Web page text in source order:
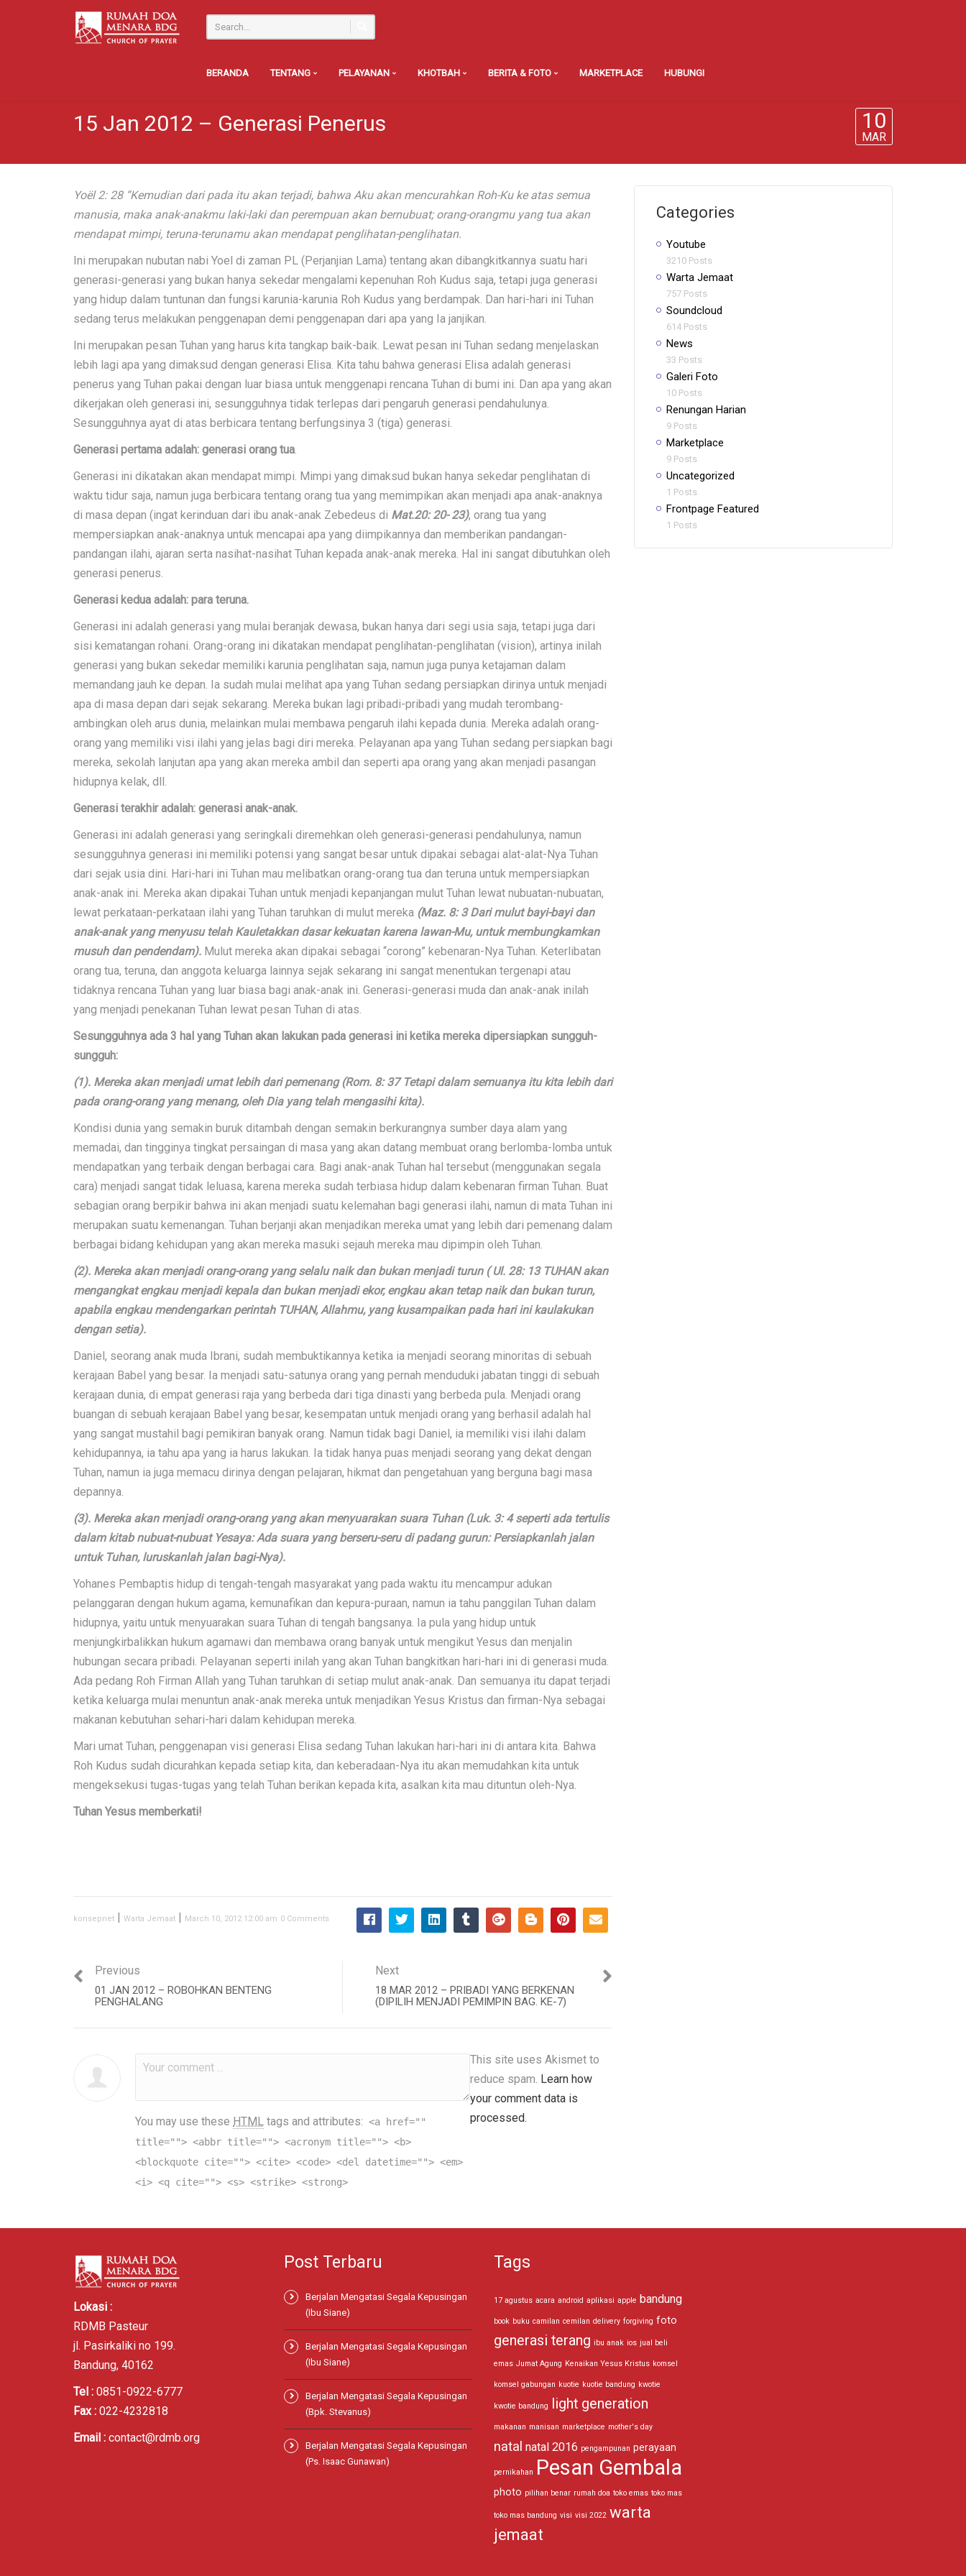
BERANDA TENTANG PELAYANAN KHOTBAH BERITA & FOTO MARKETPLACE HUBUNGI
15 Jan 2012 – Generasi Penerus 10
MAR
Yoël 2: 28 “Kemudian dari pada itu akan terjadi, bahwa Aku akan mencurahkan Roh-Ku ke atas semua
manusia, maka anak-anakmu laki-laki dan perempuan akan bernubuat; orang-orangmu yang tua akan
mendapat mimpi, teruna-terunamu akan mendapat penglihatan-penglihatan.
Ini merupakan nubutan nabi Yoel di zaman PL (Perjanjian Lama) tentang akan dibangkitkannya suatu hari
generasi-generasi yang bukan hanya sekedar mengalami kepenuhan Roh Kudus saja, tetapi juga generasi
yang hidup dalam tuntunan dan fungsi karunia-karunia Roh Kudus yang berdampak. Dan hari-hari ini Tuhan
sedang terus melakukan penggenapan demi penggenapan dari apa yang Ia janjikan.
Ini merupakan pesan Tuhan yang harus kita tangkap baik-baik. Lewat pesan ini Tuhan sedang menjelaskan
lebih lagi apa yang dimaksud dengan generasi Elisa. Kita tahu bahwa generasi Elisa adalah generasi
penerus yang Tuhan pakai dengan luar biasa untuk menggenapi rencana Tuhan di bumi ini. Dan apa yang akan
dikerjakan oleh generasi ini, sesungguhnya tidak terlepas dari pengaruh generasi pendahulunya.
Sesungguhnya ayat di atas berbicara tentang berfungsinya 3 (tiga) generasi.
Generasi pertama adalah: generasi orang tua.
Generasi ini dikatakan akan mendapat mimpi. Mimpi yang dimaksud bukan hanya sekedar penglihatan di
waktu tidur saja, namun juga berbicara tentang orang tua yang memimpikan akan menjadi apa anak-anaknya
di masa depan (ingat kerinduan dari ibu anak-anak Zebedeus di Mat.20: 20- 23), orang tua yang
mempersiapkan anak-anaknya untuk mencapai apa yang diimpikannya dan memberikan pandangan-
pandangan ilahi, ajaran serta nasihat-nasihat Tuhan kepada anak-anak mereka. Hal ini sangat dibutuhkan oleh
generasi penerus.
Generasi kedua adalah: para teruna.
Generasi ini adalah generasi yang mulai beranjak dewasa, bukan hanya dari segi usia saja, tetapi juga dari
sisi kematangan rohani. Orang-orang ini dikatakan mendapat penglihatan-penglihatan (vision), artinya inilah
generasi yang bukan sekedar memiliki karunia penglihatan saja, namun juga punya ketajaman dalam
memandang jauh ke depan. Ia sudah mulai melihat apa yang Tuhan sedang persiapkan dirinya untuk menjadi
apa di masa depan dari sejak sekarang. Mereka bukan lagi pribadi-pribadi yang mudah terombang-
ambingkan oleh arus dunia, melainkan mulai membawa pengaruh ilahi kepada dunia. Mereka adalah orang-
orang yang memiliki visi ilahi yang jelas bagi diri mereka. Pelayanan apa yang Tuhan sedang persiapkan bagi
mereka, sekolah lanjutan apa yang akan mereka ambil dan seperti apa orang yang akan menjadi pasangan
hidupnya kelak, dll.
Generasi terakhir adalah: generasi anak-anak.
Generasi ini adalah generasi yang seringkali diremehkan oleh generasi-generasi pendahulunya, namun
sesungguhnya generasi ini memiliki potensi yang sangat besar untuk dipakai sebagai alat-alat-Nya Tuhan
dari sejak usia dini. Hari-hari ini Tuhan mau melibatkan orang-orang tua dan teruna untuk mempersiapkan
anak-anak ini. Mereka akan dipakai Tuhan untuk menjadi kepanjangan mulut Tuhan lewat nubuatan-nubuatan,
lewat perkataan-perkataan ilahi yang Tuhan taruhkan di mulut mereka (Maz. 8: 3 Dari mulut bayi-bayi dan
anak-anak yang menyusu telah Kauletakkan dasar kekuatan karena lawan-Mu, untuk membungkamkan
musuh dan pendendam). Mulut mereka akan dipakai sebagai “corong” kebenaran-Nya Tuhan. Keterlibatan
orang tua, teruna, dan anggota keluarga lainnya sejak sekarang ini sangat menentukan tergenapi atau
tidaknya rencana Tuhan yang luar biasa bagi anak-anak ini. Generasi-generasi muda dan anak-anak inilah
yang menjadi penekanan Tuhan lewat pesan Tuhan di atas.
Sesungguhnya ada 3 hal yang Tuhan akan lakukan pada generasi ini ketika mereka dipersiapkan sungguh-
sungguh:
(1). Mereka akan menjadi umat lebih dari pemenang (Rom. 8: 37 Tetapi dalam semuanya itu kita lebih dari
pada orang-orang yang menang, oleh Dia yang telah mengasihi kita).
Kondisi dunia yang semakin buruk ditambah dengan semakin berkurangnya sumber daya alam yang
memadai, dan tingginya tingkat persaingan di masa yang akan datang membuat orang berlomba-lomba untuk
mendapatkan yang terbaik dengan berbagai cara. Bagi anak-anak Tuhan hal tersebut (menggunakan segala
cara) menjadi sangat tidak leluasa, karena mereka sudah terbiasa hidup dalam kebenaran firman Tuhan. Buat
sebagian orang berpikir bahwa ini akan menjadi suatu kelemahan bagi generasi ilahi, namun di mata Tuhan ini
merupakan suatu kemenangan. Tuhan berjanji akan menjadikan mereka umat yang lebih dari pemenang dalam
berbagai bidang kehidupan yang akan mereka masuki sejauh mereka mau dipimpin oleh Tuhan.
(2). Mereka akan menjadi orang-orang yang selalu naik dan bukan menjadi turun ( Ul. 28: 13 TUHAN akan
mengangkat engkau menjadi kepala dan bukan menjadi ekor, engkau akan tetap naik dan bukan turun,
apabila engkau mendengarkan perintah TUHAN, Allahmu, yang kusampaikan pada hari ini kaulakukan
dengan setia).
Daniel, seorang anak muda Ibrani, sudah membuktikannya ketika ia menjadi seorang minoritas di sebuah
kerajaan Babel yang besar. Ia menjadi satu-satunya orang yang pernah menduduki jabatan tinggi di sebuah
kerajaan dunia, di empat generasi raja yang berbeda dari tiga dinasti yang berbeda pula. Menjadi orang
buangan di sebuah kerajaan Babel yang besar, kesempatan untuk menjadi orang yang berhasil adalah hal
yang sangat mustahil bagi pemikiran banyak orang. Namun tidak bagi Daniel, ia memiliki visi ilahi dalam
kehidupannya, ia tahu apa yang ia harus lakukan. Ia tidak hanya puas menjadi seorang yang dekat dengan
Tuhan, namun ia juga memacu dirinya dengan pelajaran, hikmat dan pengetahuan yang berguna bagi masa
depannya.
(3). Mereka akan menjadi orang-orang yang akan menyuarakan suara Tuhan (Luk. 3: 4 seperti ada tertulis
dalam kitab nubuat-nubuat Yesaya: Ada suara yang berseru-seru di padang gurun: Persiapkanlah jalan
untuk Tuhan, luruskanlah jalan bagi-Nya).
Yohanes Pembaptis hidup di tengah-tengah masyarakat yang pada waktu itu mencampur adukan
pelanggaran dengan hukum agama, kemunafikan dan kepura-puraan, namun ia tahu panggilan Tuhan dalam
hidupnya, yaitu untuk menyuarakan suara Tuhan di tengah bangsanya. Ia pula yang hidup untuk
menjungkirbalikkan hukum agamawi dan membawa orang banyak untuk mengikut Yesus dan menjalin
hubungan secara pribadi. Pelayanan seperti inilah yang akan Tuhan bangkitkan hari-hari ini di generasi muda.
Ada pedang Roh Firman Allah yang Tuhan taruhkan di setiap mulut anak-anak. Dan semuanya itu dapat terjadi
ketika keluarga mulai menuntun anak-anak mereka untuk menjadikan Yesus Kristus dan firman-Nya sebagai
makanan kebutuhan sehari-hari dalam kehidupan mereka.
Mari umat Tuhan, penggenapan visi generasi Elisa sedang Tuhan lakukan hari-hari ini di antara kita. Bahwa
Roh Kudus sudah dicurahkan kepada setiap kita, dan keberadaan-Nya itu akan memudahkan kita untuk
mengeksekusi tugas-tugas yang telah Tuhan berikan kepada kita, asalkan kita mau dituntun oleh-Nya.
Tuhan Yesus memberkati!
konsepnet | Warta Jemaat | March 10, 2012 12:00 am 0 Comments
Previous
01 JAN 2012 – ROBOHKAN BENTENG
PENGHALANG
Next
18 MAR 2012 – PRIBADI YANG BERKENAN
(DIPILIH MENJADI PEMIMPIN BAG. KE-7)
You may use these HTML tags and attributes: <a href=""
title=""> <abbr title=""> <acronym title=""> <b>
<blockquote cite=""> <cite> <code> <del datetime=""> <em>
<i> <q cite=""> <s> <strike> <strong>
This site uses Akismet to
reduce spam. Learn how
your comment data is
processed.
Categories
Youtube
3210 Posts
Warta Jemaat
757 Posts
Soundcloud
614 Posts
News
33 Posts
Galeri Foto
10 Posts
Renungan Harian
9 Posts
Marketplace
9 Posts
Uncategorized
1 Posts
Frontpage Featured
1 Posts
Lokasi :
RDMB Pasteur
jl. Pasirkaliki no 199.
Bandung, 40162
Tel : 0851-0922-6777
Fax : 022-4232818
Email : contact@rdmb.org
Post Terbaru
Berjalan Mengatasi Segala Kepusingan
(Ibu Siane)
Berjalan Mengatasi Segala Kepusingan
(Ibu Siane)
Berjalan Mengatasi Segala Kepusingan
(Bpk. Stevanus)
Berjalan Mengatasi Segala Kepusingan
(Ps. Isaac Gunawan)
Tags
17 agustus acara android aplikasi apple bandung
book buku camilan cemilan delivery forgiving foto
generasi terang ibu anak ios jual beli
emas Jumat Agung Kenaikan Yesus Kristus komsel
komsel gabungan kuotie kuotie bandung kwotie
kwotie bandung light generation
makanan manisan marketplace mother's day
natal natal 2016 pengampunan perayaan
pernikahan Pesan Gembala
photo pilihan benar rumah doa toko emas toko mas
toko mas bandung visi visi 2022 warta
jemaat